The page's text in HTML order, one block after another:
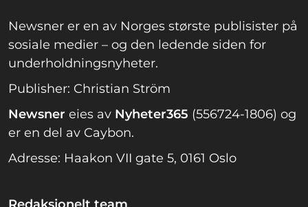
Newsner er en av Norges største publisister på
sosiale medier – og den ledende siden for
underholdningsnyheter.
Publisher: Christian Ström
Newsner eies av Nyheter365 (556724-1806) og
er en del av Caybon.
Adresse: Haakon VII gate 5, 0161 Oslo
Redaksjonelt team